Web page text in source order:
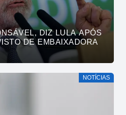
DIZ LULA APÓS
DE EMBAIXADORA
NOTÍCIAS